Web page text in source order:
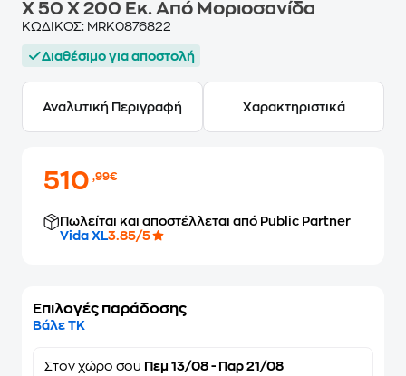
X 50 X 200 Εκ. Από Μοριοσανίδα
ΚΩΔΙΚΟΣ: MRK0876822
Διαθέσιμο για αποστολή
Αναλυτική Περιγραφή Χαρακτηριστικά
510,99€
Πωλείται και αποστέλλεται από Public Partner
Vida XL3.85/5
Επιλογές παράδοσης
Βάλε ΤΚ
Στον χώρο σου Πεμ 13/08 - Παρ 21/08